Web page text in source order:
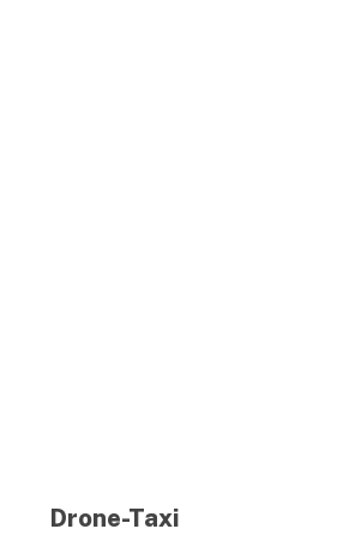
Drone-Taxi